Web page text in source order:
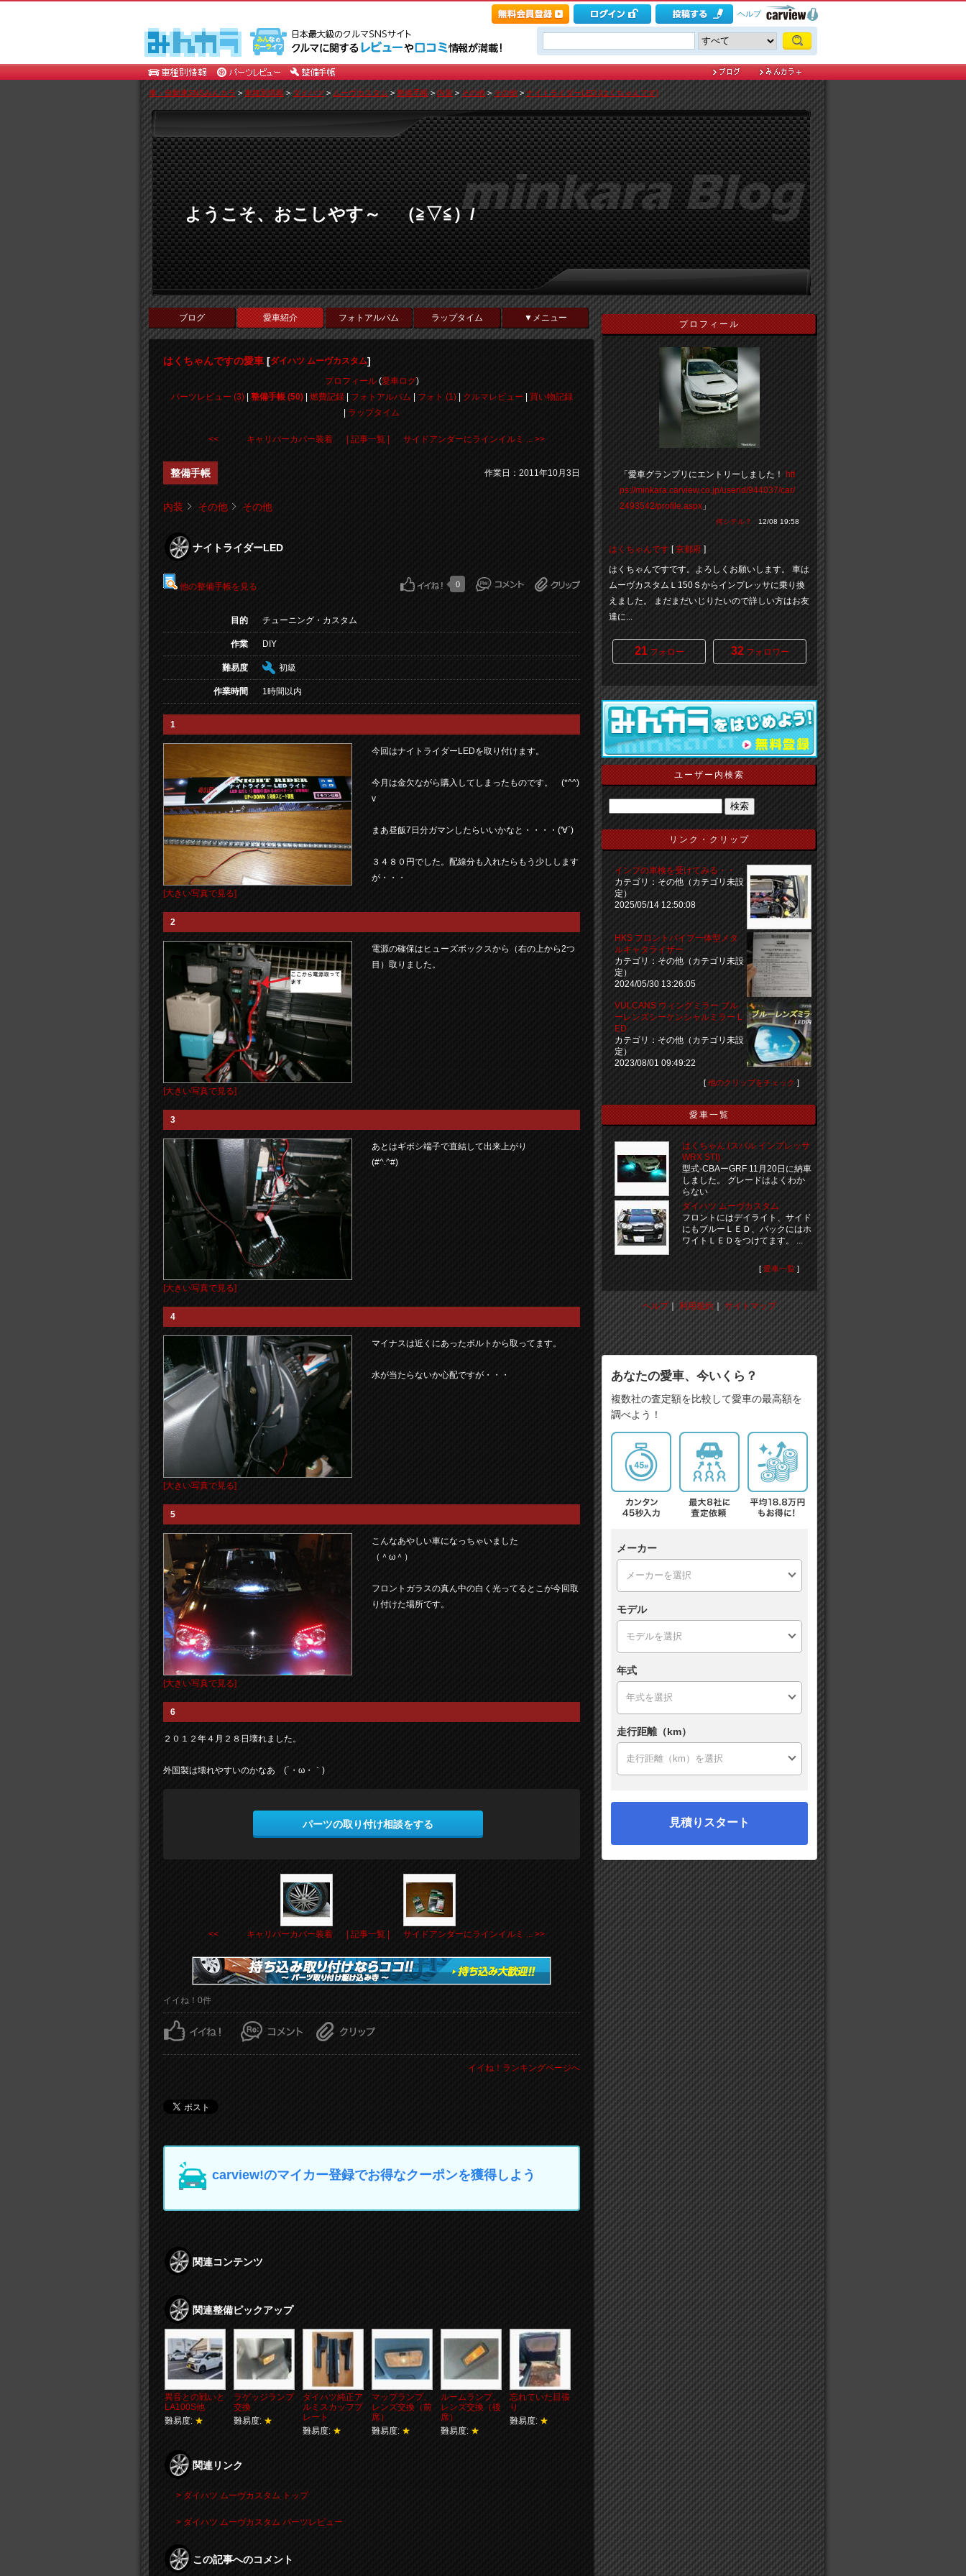
ヘルプ
車・自動車SNSみんカラ> 車種別情報>ダイハツ >ムーヴカスタム>整備手帳>内装 >その他>その他>ナイトライダーLED [はくちゃんです]
ようこそ、おこしやす～ （≧▽≦）/
ブログ 愛車紹介 フォトアルバム ラップタイム ▼メニュー
はくちゃんですの愛車 [ダイハツ ムーヴカスタム]
プロフィール(愛車ログ)
パーツレビュー (3)| 整備手帳 (50)| 燃費記録| フォトアルバム フォト (1)| クルマレビュー
買い物記録
ラップタイム
<< キャリパーカバー装着 | 記事一覧 | サイドアンダーにラインイルミ ... >>
整備手帳 作業日：2011年10月3日
内装 その他 その他
ナイトライダーLED
他の整備手帳を見る 0
目的 チューニング・カスタム
作業 DIY
難易度 初級
作業時間 1時間以内
1
[大きい写真で見る]
今回はナイトライダーLEDを取り付けます。
今月は金欠ながら購入してしまったものです。 (*^^)
v
まあ昼飯7日分ガマンしたらいいかなと・・・・('∀`)
３４８０円でした。配線分も入れたらもう少しします
が・・・
2
[大きい写真で見る]
電源の確保はヒューズボックスから（右の上から2つ
目）取りました。
3
[大きい写真で見る]
あとはギボシ端子で直結して出来上がり
(#^.^#)
4
[大きい写真で見る]
マイナスは近くにあったボルトから取ってます。
水が当たらないか心配ですが・・・
5
[大きい写真で見る]
こんなあやしい車になっちゃいました
（＾ω＾）
フロントガラスの真ん中の白く光ってるとこが今回取
り付けた場所です。
6
２０１２年４月２８日壊れました。
外国製は壊れやすいのかなあ (´・ω・｀)
パーツの取り付け相談をする
<< キャリパーカバー装着 | 記事一覧 | サイドアンダーにラインイルミ ... >>
イイね！0件
イイね！ランキングページへ
carview!のマイカー登録でお得なクーポンを獲得しよう
関連コンテンツ
関連整備ピックアップ
異音との戦いと
LA100S他
難易度: ★
ラゲッジランプ
交換
難易度: ★
ダイハツ純正ア
ルミスカッフプ
レート
難易度: ★
マップランプ、
レンズ交換（前
席）
難易度: ★
ルームランプ、
レンズ交換（後
席）
難易度: ★
忘れていた目張
り
難易度: ★
関連リンク
> ダイハツ ムーヴカスタム トップ
> ダイハツ ムーヴカスタム パーツレビュー
この記事へのコメント
プロフィール
「愛車グランプリにエントリーしました！
htt
ps://minkara.carview.co.jp/userid/944037/car/
2493542/profile.aspx 」
何シテル？ 12/08 19:58
はくちゃんです [京都府 ]
はくちゃんですです。よろしくお願いします。 車は
ムーヴカスタムＬ150Ｓからインプレッサに乗り換
えました。 まだまだいじりたいので詳しい方はお友
達に...
21フォロー 32フォロワー
ユーザー内検索
リンク・クリップ
インプの車検を受けてみる・・
カテゴリ：その他（カテゴリ未設
定）
2025/05/14 12:50:08
HKS フロントパイプ一体型メタ
ルキャタライザー
カテゴリ：その他（カテゴリ未設
定）
2024/05/30 13:26:05
VULCANS ウィングミラー ブル
ーレンズシーケンシャルミラー L
ED
カテゴリ：その他（カテゴリ未設
定）
2023/08/01 09:49:22
[ 他のクリップをチェック ]
愛車一覧
はくちゃん (スバル インプレッサ
WRX STI)
型式-CBAーGRF 11月20日に納車
しました。 グレードはよくわか
らない
ダイハツ ムーヴカスタム
フロントにはデイライト、サイド
にもブルーＬＥＤ、バックにはホ
ワイトＬＥＤをつけてます。 ...
[ 愛車一覧 ]
ヘルプ｜利用規約｜サイトマップ
あなたの愛車、今いくら？
複数社の査定額を比較して愛車の最高額を
調べよう！
メーカー
モデル
年式
走行距離（km）
見積りスタート